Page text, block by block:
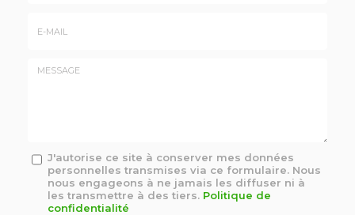
Message
J'autorise ce site à conserver mes données
personnelles transmises via ce formulaire. Nous
nous engageons à ne jamais les diffuser ni à
les transmettre à des tiers. Politique de
confidentialité